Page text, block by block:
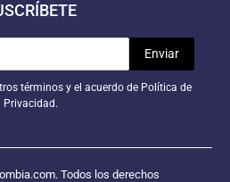
términos y el acuerdo de Política de
Privacidad.
Todos los derechos